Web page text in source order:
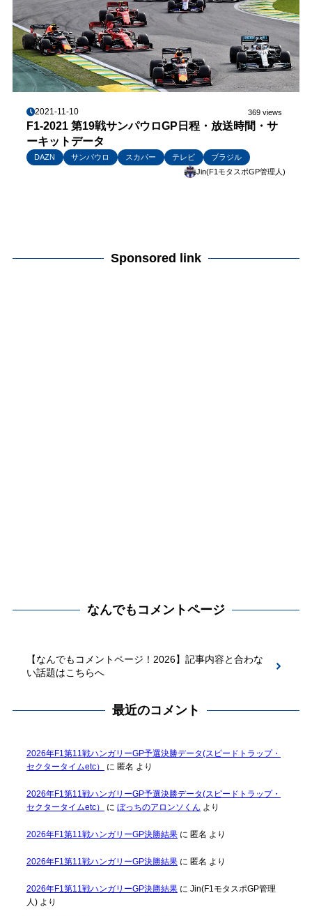
2021-11-10 369 views
F1-2021 第19戦サンパウロGP日程・放送時間・サ
ーキットデータ
DAZN サンパウロ スカパー テレビ
ブラジル
Jin(F1モタスポGP管理人)
Sponsored link
なんでもコメントページ
【なんでもコメントページ！2026】記事内容と合わな
い話題はこちらへ
最近のコメント
2026年F1第11戦ハンガリーGP予選決勝データ(スピードトラップ・
セクタータイムetc）
に 匿名 より
2026年F1第11戦ハンガリーGP予選決勝データ(スピードトラップ・
セクタータイムetc）
に ぼっちのアロンソくん より
2026年F1第11戦ハンガリーGP決勝結果に 匿名 より
2026年F1第11戦ハンガリーGP決勝結果に 匿名 より
2026年F1第11戦ハンガリーGP決勝結果に Jin(F1モタスポGP管理
人)より